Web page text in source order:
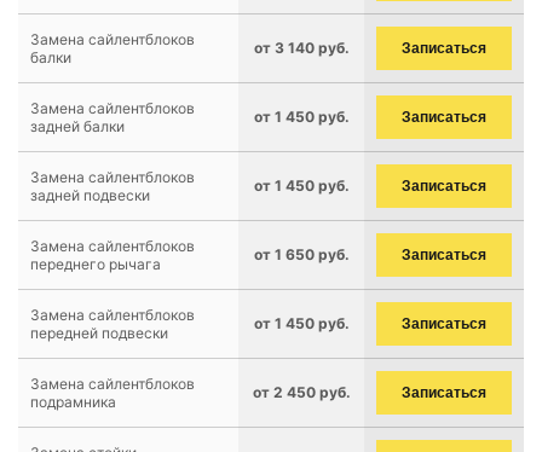
Замена сайлентблоков
балки
от 3 140 руб. Записаться
Замена сайлентблоков
задней балки
от 1 450 руб. Записаться
Замена сайлентблоков
задней подвески
от 1 450 руб. Записаться
Замена сайлентблоков
переднего рычага
от 1 650 руб. Записаться
Замена сайлентблоков
передней подвески
от 1 450 руб. Записаться
Замена сайлентблоков
подрамника
от 2 450 руб. Записаться